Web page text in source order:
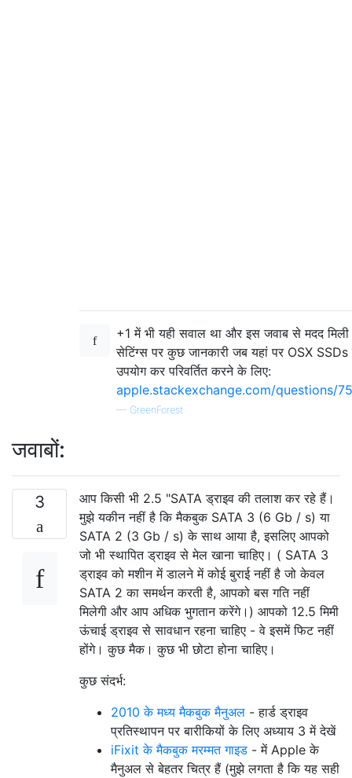
+1 में भी यही सवाल था और इस जवाब से मदद
सेटिंग्स पर कुछ जानकारी जब यहां पर OSX SSDs
उपयोग कर परिवर्तित करने के लिए:
apple.stackexchange.com/questions/
— GreenForest
जवाबों:
3
आप किसी भी 2.5 "SATA ड्राइव की तलाश कर रहे हैं।
मुझे यकीन नहीं है कि मैकबुक SATA 3 (6 Gb / s) या
SATA 2 (3 Gb / s) के साथ आया है, इसलिए आपको
जो भी स्थापित ड्राइव से मेल खाना चाहिए। ( SATA 3
ड्राइव को मशीन में डालने में कोई बुराई नहीं है जो केवल
SATA 2 का समर्थन करती है, आपको बस गति नहीं
मिलेगी और आप अधिक भुगतान करेंगे।) आपको 12.5 मिमी
ऊंचाई ड्राइव से सावधान रहना चाहिए - वे इसमें फिट नहीं
होंगे। कुछ मैक। कुछ भी छोटा होना चाहिए।
कुछ संदर्भ:
2010 के मध्य मैकबुक मैनुअल - हार्ड ड्राइव
प्रतिस्थापन पर बारीकियों के लिए अध्याय 3 में देखें
iFixit के मैकबुक मरम्मत गाइड - में Apple के
मैनुअल से बेहतर चित्र हैं (मुझे लगता है कि यह सही